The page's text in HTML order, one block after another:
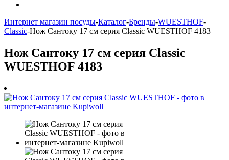
Интернет магазин посуды-Каталог-Бренды-WUESTHOF-
Classic-Нож Сантоку 17 см серия Classic WUESTHOF 4183
Нож Сантоку 17 см серия Classic
WUESTHOF 4183